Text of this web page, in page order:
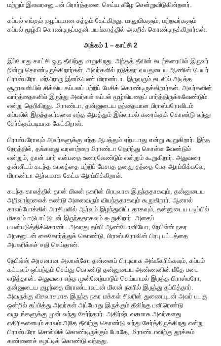
மற்றும் இளவரசனுடன் பிரார்த்தனை செய்ய கீழே சென்றுவிடுகின்றனர்.
கப்பல் எங்கும் குழப்பமான சத்தம் கேட்கிறது. மாலுமிகளும், மற்றவர்களும்
கப்பல் மூழ்கி கொண்டிருப்பதன் பயங்கரத்தில் அலறிக் கொண்டிருக்கிறார்கள்.
அங்கம் 1 – காட்சி 2
இப்போது காட்சி ஒரு தீவிற்கு மாறுகிறது. அந்தத் தீவின் கடற்கரையில் இருவர்
நின்று கொண்டிருக்கிறார்கள். அவர்களில் நடுத்தர வயதுடைய ஆணின் பெயர்
பிராஸ்பரோ. மற்றொரு இளம்பெண் மிராண்டா. இருவரும் கடலில் அடித்த
சூறாவளியில் சிக்கிய கப்பலப் பற்றிப் பேசிக் கொண்டிருக்கிறார்கள். அவர்களின்
வார்த்தைகளில் இருந்து அவர்கள் கப்பல் மூழ்கியதைப் பார்த்திருக்கவேண்டும்
என்று தெரிகிறது. மிராண்டா, தன்னுடைய தந்தையான பிராஸ்பரோவிடம்
கப்பலில் இருந்தவர்களை எந்த ஆபத்தும் இல்லாமல் கரைக்குக் கொண்டு வந்து
சேர்க்கும்படியாக கேட்கிறாள்.
பிராஸ்பரோவும் அவர்களுக்கு எந்த ஆபத்தும் ஏற்படாது என்று கூறுகிறார். இந்த
நேரத்தில், தங்களது வரலாற்றை மிராண்டா தெரிந்து கொள்ள வேண்டும்
என்றும், தான் யார் என்பதை உணரவேண்டும் என்றும் கூறுகிறார். அதுவரை
தன்னிடம் கடந்த காலத்தை பற்றிப் பேசாத தனது தந்தை பேச ஆரம்பிக்கவே,
மிராண்டா ஆர்வமாக கேட்க ஆரம்பிக்கிறாள்.
கடந்த காலத்தில் தான் மிலன் நகரின் பிரபுவாக இருந்ததாகவும், தன்னுடைய
அறிவாற்றலைக் கண்டு அனைவரும் வியந்ததாகவும் கூறுகிறார். ஆனால்
காலப்போக்கில் அரசியலில் ஆர்வம் இழந்துவிட்டதாகவும், தன்னுடைய படிப்பில்
மிகவும் ஈடுபாட்டுடன் இருந்ததாகவும் கூறுகிறார். அதைப்
பயன்படுத்திக்கொண்ட அவரது தம்பி ஆண்டோனியோ, நேபிள்ஸ் நகர
அரசனுடன் கைகோர்த்துக் கொண்டு, பிராஸ்பரோவின் பிரபு பட்டத்தை
அபகரிக்கச் சதி செய்தான்.
நேபிள்ஸ் அரசனான அலான்சோ தன்னைப் பிரபுவாக அங்கீகரிக்கவும், கப்பம்
கட்டவும் ஒப்பந்தம் செய்து கொண்டு தன்னுடைய அண்ணனின் மீதே படை
எடுத்தான். அதுவரை எந்த முன்னேற்பாடும் செய்யாமல் இருந்த பிராஸ்பரோ,
தன்னுடைய குழந்தை மிராண்டாவுடன் மிலன் நகரில் இருந்து தப்பித்தார்.
அவருக்கு விசுவாசமாக இருந்த நகர மக்கள் சிலரின் துணையுடன் அவர் படகு
ஒன்றில் தப்பித்து அவர்கள் அப்போது இருக்கும் தீவிற்கு பனிரெண்டு
வருடங்களுக்கு முன் வந்து சேர்ந்தார். அதிர்ஷ்டவசமாக அவர்களது
எதிரிகளையும் காலம் அதே தீவிற்கு கொண்டு வந்து சேர்த்திருக்கிறது என்று
பிராஸ்பரோ சொல்லிக் கொண்டிருக்கும் போதே, மிராண்டாவிற்கு தூக்கம்
கண்ணைச் சுழட்டிக் கொண்டு வந்தது.